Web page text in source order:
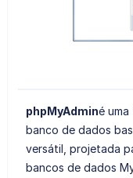
phpMyAdminé
banco de dados
versátil, projetada
bancos de dados